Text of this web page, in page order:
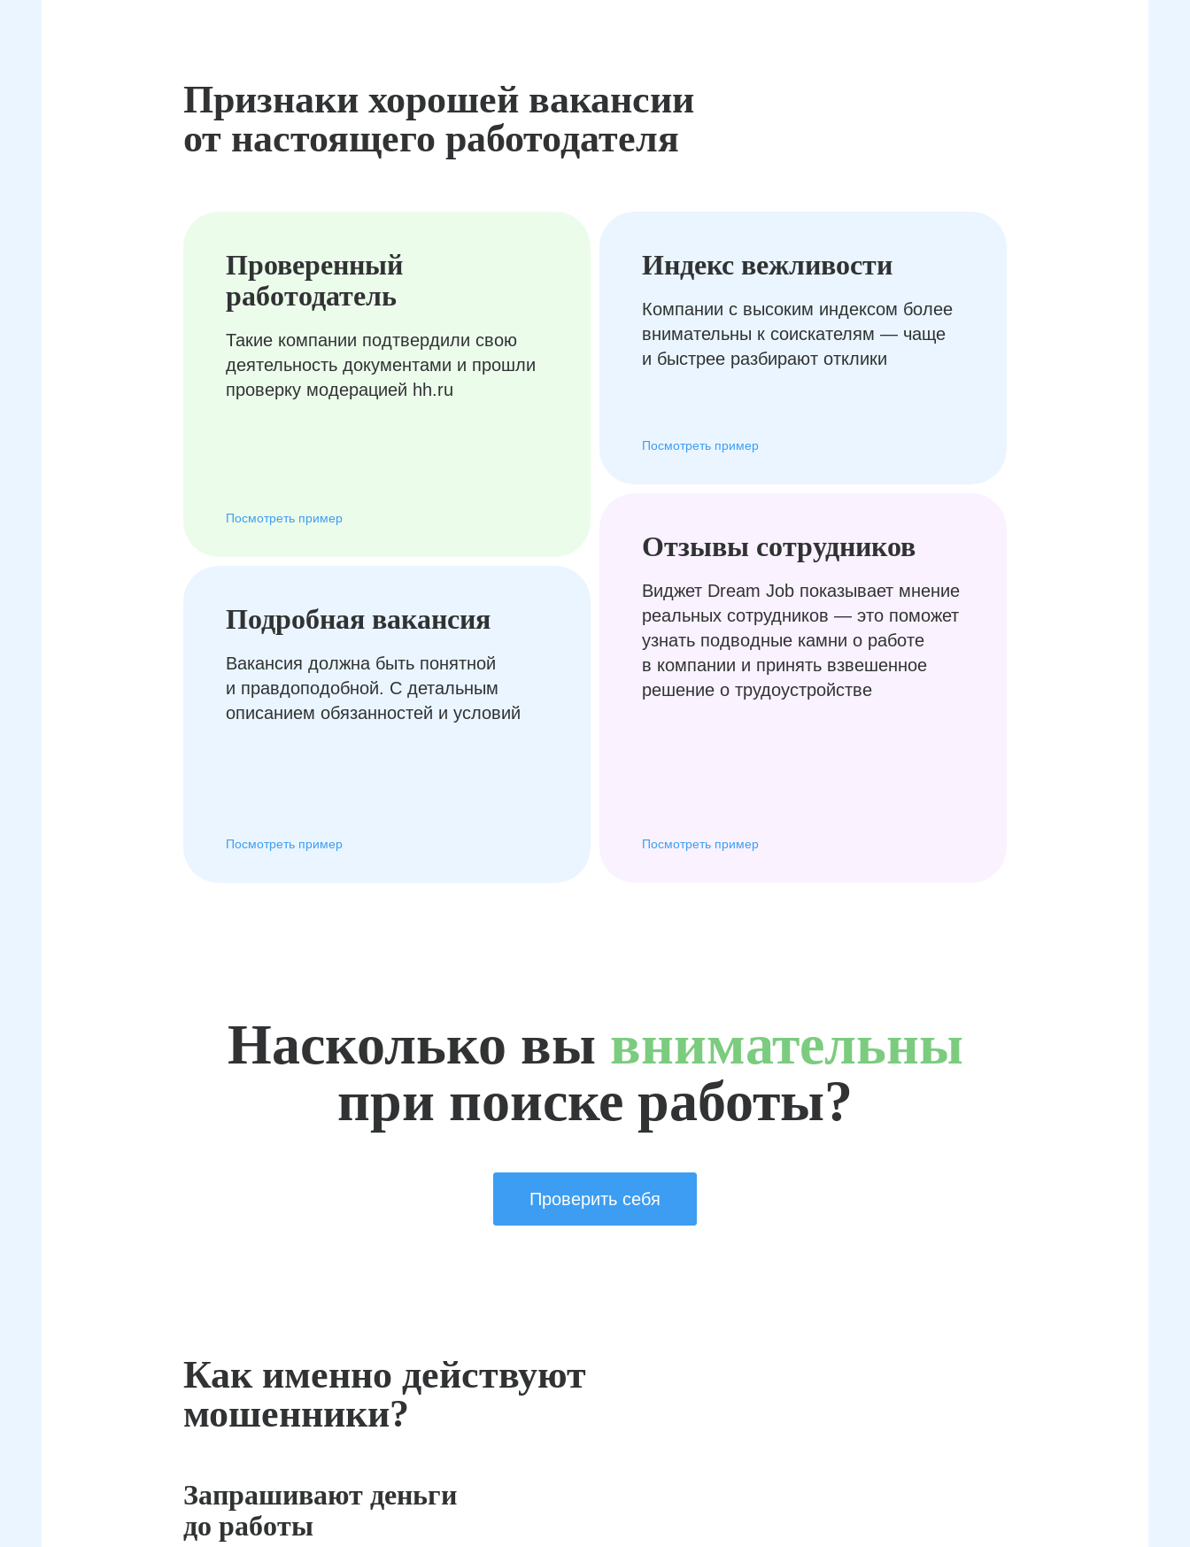
Признаки хорошей вакансии
от настоящего работодателя
Проверенный
работодатель
Такие компании подтвердили свою
деятельность документами и прошли
проверку модерацией hh.ru
Посмотреть пример
Подробная вакансия
Вакансия должна быть понятной
и правдоподобной. С детальным
описанием обязанностей и условий
Посмотреть пример
Отзывы сотрудников
Виджет Dream Job показывает мнение
реальных сотрудников — это поможет
узнать подводные камни о работе
в компании и принять взвешенное
решение о трудоустройстве
Посмотреть пример
Индекс вежливости
Компании с высоким индексом более
внимательны к соискателям — чаще
и быстрее разбирают отклики
Посмотреть пример
Насколько вы внимательны
при поиске работы?
Проверить себя
Как именно действуют
мошенники?
Запрашивают деньги
до работы